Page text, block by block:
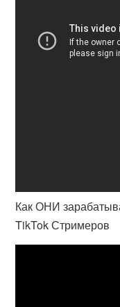
Как ОНИ
TikTok Стримеров